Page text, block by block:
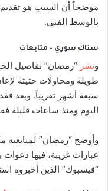
موضحاً أن السبب هو تقديم
بالوسط الفني.
سناك سوري – متابعات
ونشر “رمضان” تفاصيل
طويلة ومحاولات حثيثة
سبعة أشهر تقريباً. وبعد
اليوم ومنذ ساعات قليلة
وأوضح “رمضان” لمتابعيه
عبارات غريبة، فيها دعوات
“فيسبوك” الذين أخبروه